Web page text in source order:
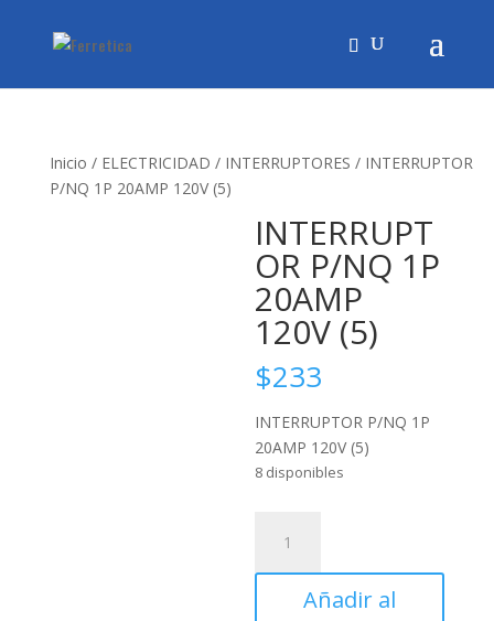
Inicio / ELECTRICIDAD / INTERRUPTORES / INTERRUPTOR
P/NQ 1P 20AMP 120V (5)
INTERRUPT
OR P/NQ 1P
20AMP
120V (5)
$233
INTERRUPTOR P/NQ 1P
20AMP 120V (5)
8 disponibles
P/NQ
1P
20AMPAñadir al